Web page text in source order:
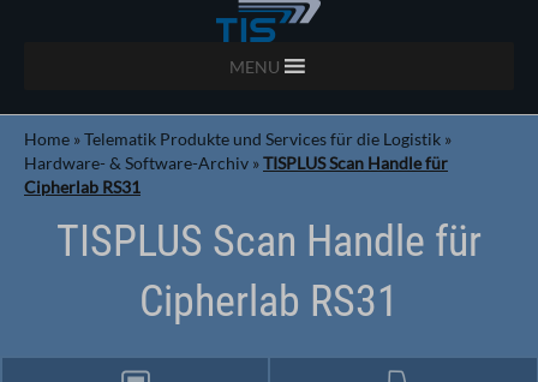
MENU
Home »Telematik Produkte und Services für die Logistik »
Hardware- & Software-Archiv »TISPLUS Scan Handle für
Cipherlab RS31
TISPLUS Scan Handle für
Cipherlab RS31